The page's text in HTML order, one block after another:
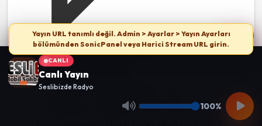
Sınırsız Mesajlaşma
Bedava muhabbet
sınırı yoktur. İstediğiniz kadar mesaj
gönderebilir, istediğiniz kadar kişiyle
CANLI
Canlı Yayın
Seslibizde Radyo
100%
Yayın URL tanımlı değil. Admin > Ayarlar > Yayın Ayarları
bölümünden SonicPanel veya Harici Stream URL girin.